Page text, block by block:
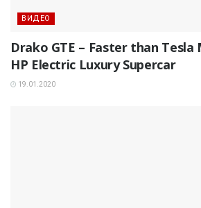
ВИДЕО
Drako GTE – Faster than Tesla
HP Electric Luxury Supercar
19.01.2020